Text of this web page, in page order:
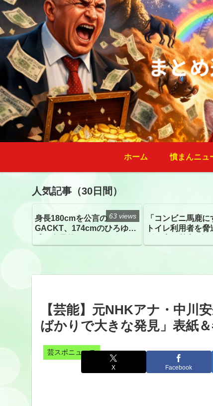
ホーム 憤まんニュ
人気記事（30日間）
身長180cmを公言の
GACKT、174cmのひろゆき
トざわつき イベントでの写
63 views
「コンビニ馬鹿に
トイレ利用者を
【芸能】元NHKアナ・中川
ばかりで大きな発見」表紙
芸スポニュース
X Facebook